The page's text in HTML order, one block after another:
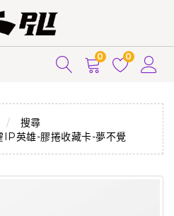
0 0
搜尋
IP英雄-膠捲收藏卡-夢不覺